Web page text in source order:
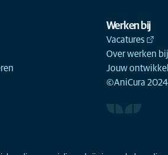
Werken bij
Vacatures
Over werken
Jouw
©AniCura 2024